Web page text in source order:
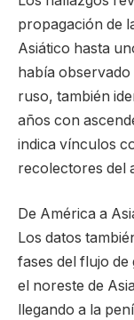
propagación de
Asiático hasta
había observado
ruso, también
años con
indica vínculos
recolectores del
De América a
Los datos
fases del flujo de
el noreste de
llegando a la